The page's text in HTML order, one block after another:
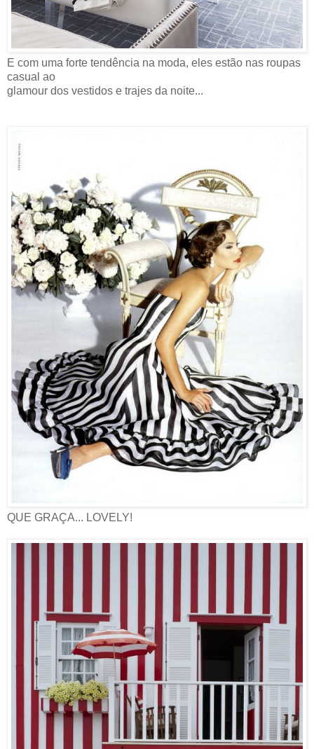
E com uma forte tendência na moda, eles estão nas roupas
casual ao
glamour dos vestidos e trajes da noite...
QUE GRAÇA... LOVELY!